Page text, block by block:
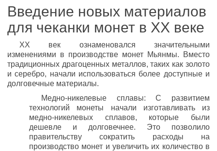
Введение новых материалов
для чеканки монет в XX веке
XX век ознаменовался значительными
изменениями в производстве монет Мьянмы. Вместо
традиционных драгоценных металлов, таких как золото
и серебро, начали использоваться более доступные и
долговечные материалы.
Медно-никелевые сплавы: С развитием
технологий монеты начали изготавливать из
медно-никелевых сплавов, которые были
дешевле и долговечнее. Это позволило
правительству сократить расходы на
производство монет и увеличить их количество в